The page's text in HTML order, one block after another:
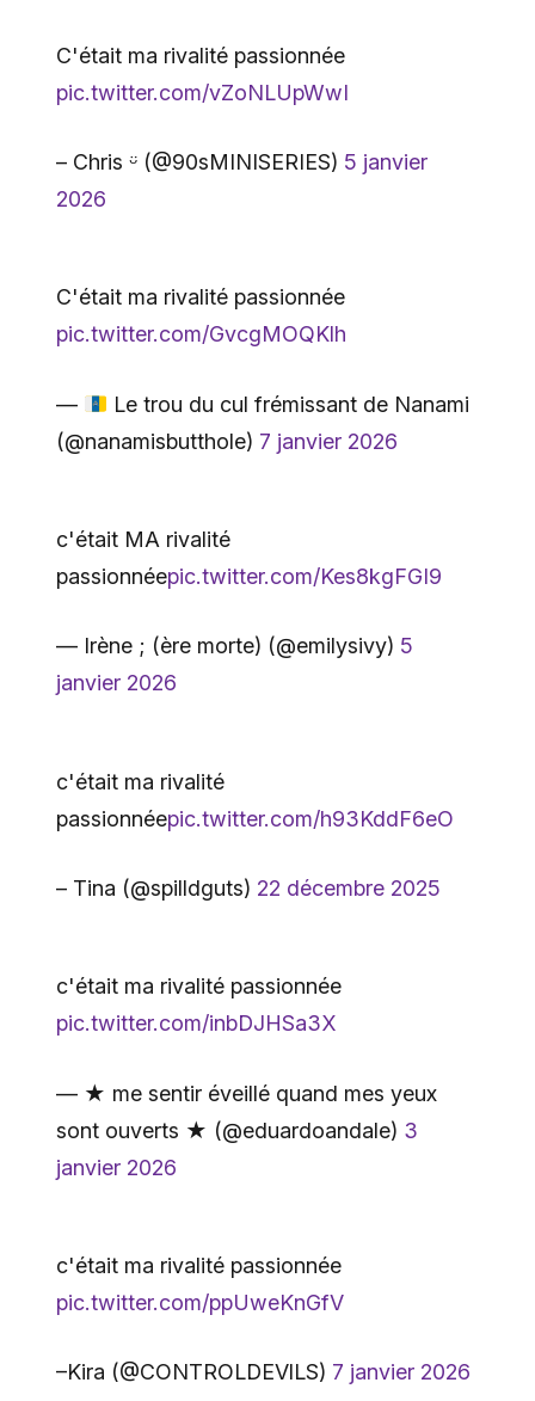
C'était ma rivalité passionnée
pic.twitter.com/vZoNLUpWwI
– Chris ᵕ̈ (@90sMINISERIES) 5 janvier
2026
C'était ma rivalité passionnée
pic.twitter.com/GvcgMOQKlh
—
Le trou du cul frémissant de Nanami
(@nanamisbutthole) 7 janvier 2026
c'était MA rivalité
passionnéepic.twitter.com/Kes8kgFGI9
— Irène ; (ère morte) (@emilysivy) 5
janvier 2026
c'était ma rivalité
passionnéepic.twitter.com/h93KddF6eO
– Tina (@spilldguts) 22 décembre 2025
c'était ma rivalité passionnée
pic.twitter.com/inbDJHSa3X
— ★ me sentir éveillé quand mes yeux
sont ouverts ★ (@eduardoandale) 3
janvier 2026
c'était ma rivalité passionnée
pic.twitter.com/ppUweKnGfV
–Kira (@CONTROLDEVlLS) 7 janvier 2026